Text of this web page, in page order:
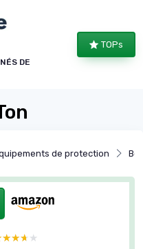
DE
TOPs
de protection